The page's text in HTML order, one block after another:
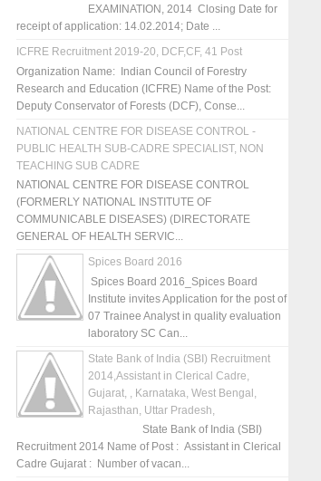
EXAMINATION, 2014 Closing Date for
receipt of application: 14.02.2014; Date ...
ICFRE Recruitment 2019-20, DCF,CF, 41 Post
Organization Name: Indian Council of Forestry
Research and Education (ICFRE) Name of the Post:
Deputy Conservator of Forests (DCF), Conse...
NATIONAL CENTRE FOR DISEASE CONTROL -
PUBLIC HEALTH SUB-CADRE SPECIALIST, NON
TEACHING SUB CADRE
NATIONAL CENTRE FOR DISEASE CONTROL
(FORMERLY NATIONAL INSTITUTE OF
COMMUNICABLE DISEASES) (DIRECTORATE
GENERAL OF HEALTH SERVIC...
Spices Board 2016
Spices Board 2016_Spices Board
Institute invites Application for the post of
07 Trainee Analyst in quality evaluation
laboratory SC Can...
State Bank of India (SBI) Recruitment
2014,Assistant in Clerical Cadre,
Gujarat, , Karnataka, West Bengal,
Rajasthan, Uttar Pradesh,
State Bank of India (SBI)
Recruitment 2014 Name of Post : Assistant in Clerical
Cadre Gujarat : Number of vacan...